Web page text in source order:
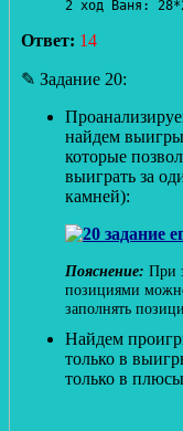
Ответ: 14
✎ Задание 20:
найдем
которые
выиграть за
камней):
При
позициями
заполнять
Найдем
только в
только в